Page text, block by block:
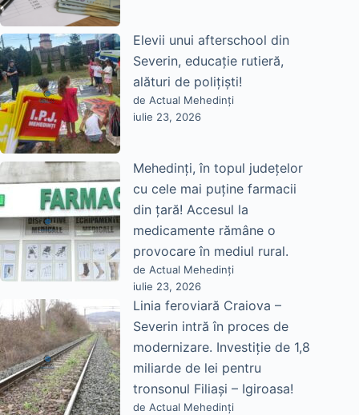
Elevii unui afterschool din
Severin, educație rutieră,
alături de polițiști!
de Actual Mehedinți
iulie 23, 2026
Mehedinți, în topul județelor
cu cele mai puține farmacii
din țară! Accesul la
medicamente rămâne o
provocare în mediul rural.
de Actual Mehedinți
iulie 23, 2026
Linia feroviară Craiova –
Severin intră în proces de
modernizare. Investiție de 1,8
miliarde de lei pentru
tronsonul Filiași – Igiroasa!
de Actual Mehedinți